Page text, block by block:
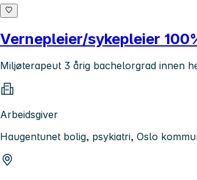
Vernepleier/sykepleier
Miljøterapeut 3 årig bachelorgrad innen
Arbeidsgiver
Haugentunet bolig, psykiatri, Oslo